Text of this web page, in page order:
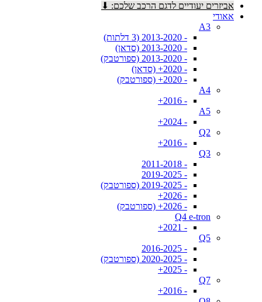
אביזרים יעודיים לדגם הרכב שלכם: ⬇
אאודי
A3
- 2013-2020 (3 דלתות)
- 2013-2020 (סדאן)
- 2013-2020 (ספורטבק)
- 2020+ (סדאן)
- 2020+ (ספורטבק)
A4
- 2016+
A5
- 2024+
Q2
- 2016+
Q3
- 2011-2018
- 2019-2025
- 2019-2025 (ספורטבק)
- 2026+
- 2026+ (ספורטבק)
Q4 e-tron
- 2021+
Q5
- 2016-2025
- 2020-2025 (ספורטבק)
- 2025+
Q7
- 2016+